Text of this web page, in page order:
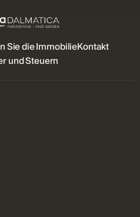
Sie die ImmobilieKontakt
und Steuern